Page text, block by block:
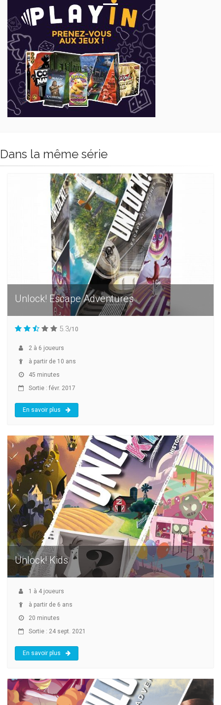
Dans la même série
Unlock! Escape Adventures
5.3/10
2 à 6 joueurs
à partir de 10 ans
45 minutes
Sortie : févr. 2017
En savoir plus
Unlock! Kids
1 à 4 joueurs
à partir de 6 ans
20 minutes
Sortie : 24 sept. 2021
En savoir plus